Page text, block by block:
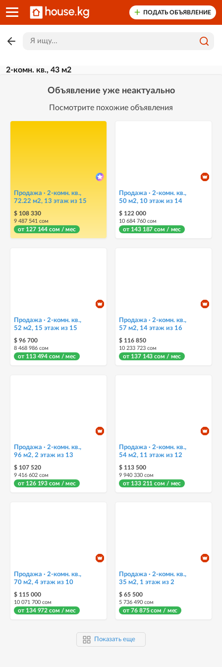
ПОДАТЬ ОБЪЯВЛЕНИЕ
2-комн. кв., 43 м2
Объявление уже неактуально
Посмотрите похожие объявления
Продажа · 2-комн. кв.,
72.22 м2, 13 этаж из 15
$ 108 330
9 487 541 сом
от 127 144 сом / мес
Продажа · 2-комн. кв.,
50 м2, 10 этаж из 14
$ 122 000
10 684 760 сом
от 143 187 сом / мес
Продажа · 2-комн. кв.,
52 м2, 15 этаж из 15
$ 96 700
8 468 986 сом
от 113 494 сом / мес
Продажа · 2-комн. кв.,
57 м2, 14 этаж из 16
$ 116 850
10 233 723 сом
от 137 143 сом / мес
Продажа · 2-комн. кв.,
96 м2, 2 этаж из 13
$ 107 520
9 416 602 сом
от 126 193 сом / мес
Продажа · 2-комн. кв.,
54 м2, 11 этаж из 12
$ 113 500
9 940 330 сом
от 133 211 сом / мес
Продажа · 2-комн. кв.,
70 м2, 4 этаж из 10
$ 115 000
10 071 700 сом
от 134 972 сом / мес
Продажа · 2-комн. кв.,
35 м2, 1 этаж из 2
$ 65 500
5 736 490 сом
от 76 875 сом / мес
Показать еще